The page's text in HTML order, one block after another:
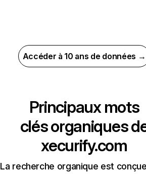
Accéder à 10 ans de données →
Principaux mots
clés organiques
xecurify.com
La recherche organique est